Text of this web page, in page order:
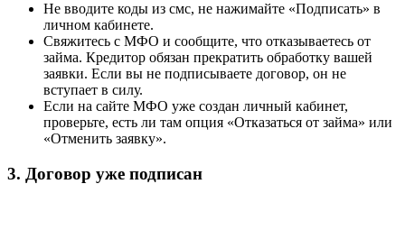
Не вводите коды из смс, не нажимайте «Подписать» в
личном кабинете.
Свяжитесь с МФО и сообщите, что отказываетесь от
займа. Кредитор обязан прекратить обработку вашей
заявки. Если вы не подписываете договор, он не
вступает в силу.
Если на сайте МФО уже создан личный кабинет,
проверьте, есть ли там опция «Отказаться от займа» или
«Отменить заявку».
3. Договор уже подписан